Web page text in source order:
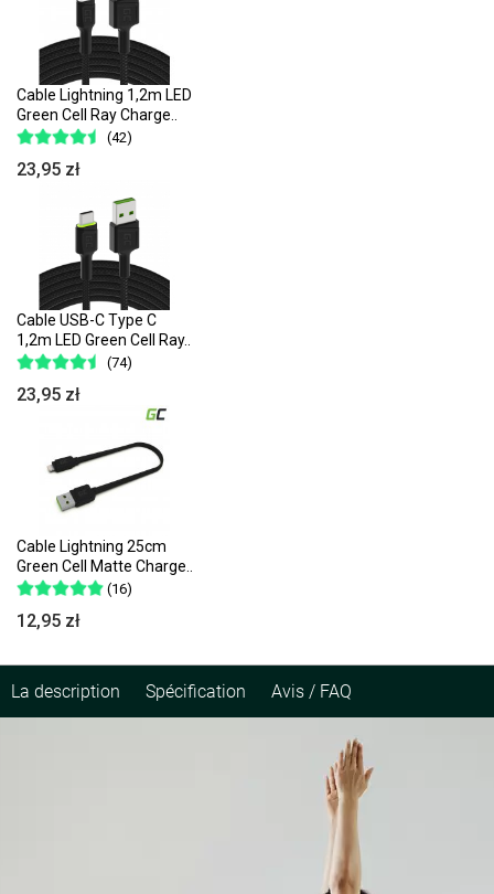
Cable Lightning 1,2m LED
Green Cell Ray Charge..
(42)
23,95 zł
Cable USB-C Type C
1,2m LED Green Cell Ray..
(74)
23,95 zł
Cable Lightning 25cm
Green Cell Matte Charge..
(16)
12,95 zł
La description Spécification Avis / FAQ